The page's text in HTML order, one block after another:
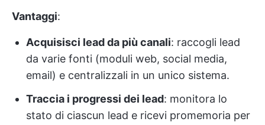
Vantaggi:
Acquisisci lead da più canali: raccogli lead
da varie fonti (moduli web, social media,
email) e centralizzali in un unico sistema.
Traccia i progressi dei lead: monitora lo
stato di ciascun lead e ricevi promemoria per